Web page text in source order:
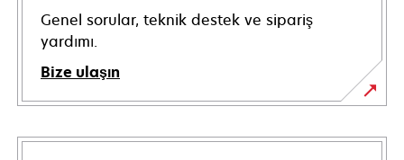
Genel sorular, teknik destek ve sipariş
yardımı.
Bize ulaşın